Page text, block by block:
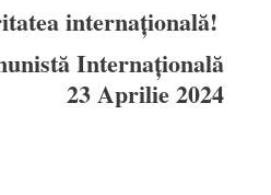
internațională!
Internațională
23Aprilie 2024